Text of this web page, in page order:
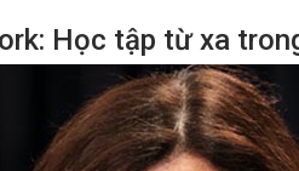
Học tập từ xa